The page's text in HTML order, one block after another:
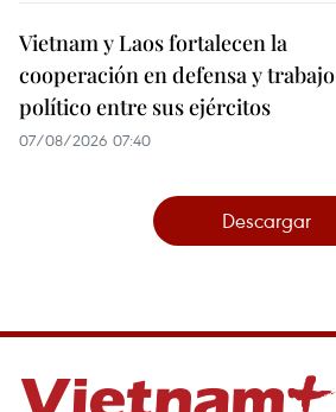
Vietnam y Laos fortalecen la
cooperación en defensa y trabajo
político entre sus ejércitos
07/08/2026 07:40
Descargar